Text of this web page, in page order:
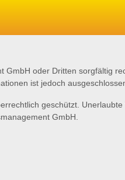
oder Dritten sorgfältig
ist jedoch
geschützt.
GmbH.